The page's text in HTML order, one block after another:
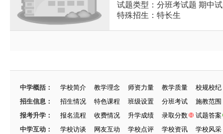
试题类型：分班考试题 期中
特殊招生：特长生
中学概括： 学校简介 教学理念 师资力量 教学质量
校规校纪
招生信息：
招生情况 特色课程 班级设置 分班考试
施教范围
报考升学：
报名流程 收费情况 升学成绩 录取分数
试题答案
中学互动：
学校访谈 网友互动 学校点评 学校资讯
学校风采